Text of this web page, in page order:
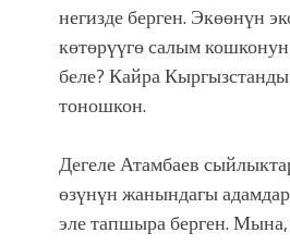
негизде берген. Экөөнүн
көтөрүүгө салым
беле? Кайра
тоношкон.
Дегеле Атамбаев
өзүнүн жанындагы
эле тапшыра берген.